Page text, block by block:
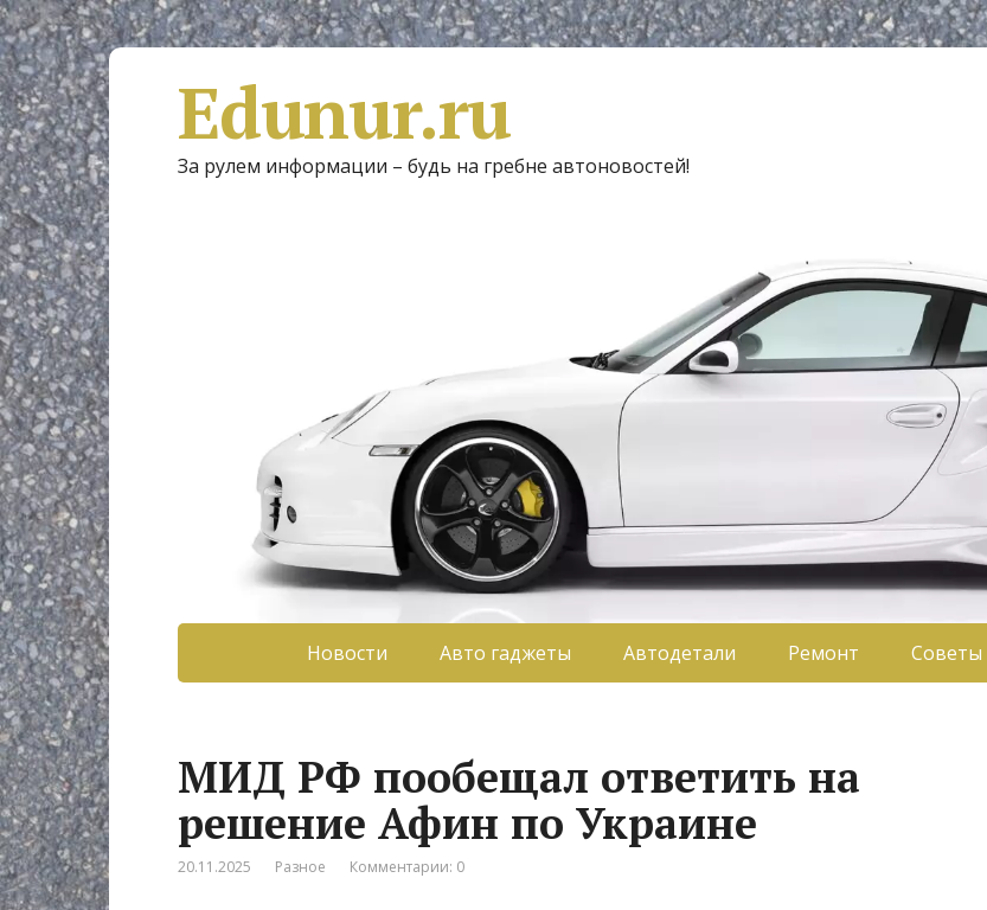
Edunur.ru
За рулем информации – будь на гребне автоновостей!
Новости Авто гаджеты Автодетали Ремонт Советы
МИД РФ пообещал ответить на
решение Афин по Украине
20.11.2025 Разное Комментарии: 0